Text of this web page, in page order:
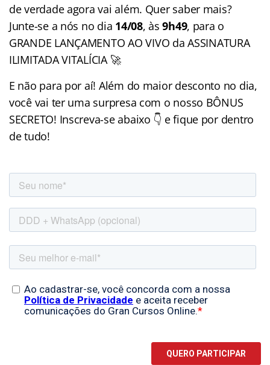
de verdade agora vai além. Quer saber mais?
Junte-se a nós no dia 14/08, às9h49, para o
GRANDE LANÇAMENTO AO VIVO da ASSINATURA
ILIMITADA VITALÍCIA 🚀
E não para por aí! Além do maior desconto no dia,
você vai ter uma surpresa com o nosso BÔNUS
SECRETO! Inscreva-se abaixo 👇 e fique por dentro
de tudo!